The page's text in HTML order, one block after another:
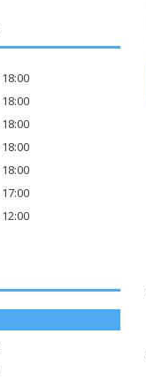
18:00
18:00
18:00
18:00
18:00
17:00
12:00